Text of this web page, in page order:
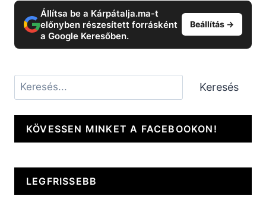
Állítsa be a Kárpátalja.ma-t
előnyben részesített forrásként
a Google Keresőben.
Beállítás →
Keresés Keresés
KÖVESSEN MINKET A FACEBOOKON!
LEGFRISSEBB